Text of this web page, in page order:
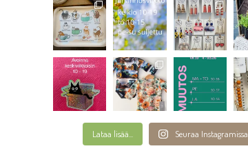
Lataa lisää... Seuraa Instagramissa